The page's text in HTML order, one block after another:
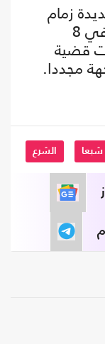
زمام
الحكم، إثر الإطاحة بنظام الأسد في 8
2024، عادت قضية
مجددا.
شبعا الشرع